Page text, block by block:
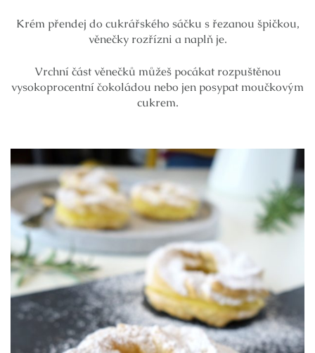
Krém přendej do cukrářského sáčku s řezanou špičkou,
věnečky rozřízni a naplň je.
Vrchní část věnečků můžeš pocákat rozpuštěnou
vysokoprocentní čokoládou nebo jen posypat moučkovým
cukrem.